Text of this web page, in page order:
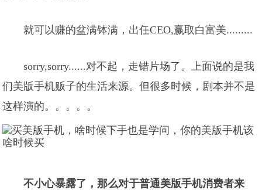
就可以赚的盆满钵满，出任CEO,赢取白富美.........
sorry,sorry......对不起，走错片场了。上面说的是我
们美版手机贩子的生活来源。但很多时候，剧本并不是
这样演的。。。。。
不小心暴露了，那么对于普通美版手机消费者来